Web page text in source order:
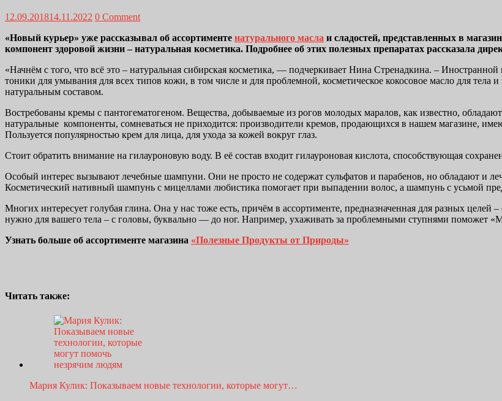
12.09.201814.11.2022 0 Comment
«Новый курьер» уже рассказывал об ассортименте натурального масла и сладостей, представленных в
компонент здоровой жизни – натуральная косметика. Подробнее об этих полезных препаратах рассказала
«Начнём с того, что всё это – натуральная сибирская косметика, — подчеркивает Нина Стренадкина. –
тоники для умывания для всех типов кожи, в том числе и для проблемной, косметическое кокосовое масло для
натуральным составом.
Востребованы кремы с пантогематогеном. Вещества, добываемые из рогов молодых маралов, как известно,
натуральные компоненты, сомневаться не приходится: производители кремов, продающихся в нашем магазине,
Пользуется популярностью крем для лица, для ухода за кожей вокруг глаз.
Стоит обратить внимание на гилауроновую воду. В её состав входит гилауроновая кислота, способствующая
Особый интерес вызывают лечебные шампуни. Они не просто не содержат сульфатов и парабенов, но обладают и
Косметический нативный шампунь с мицеллами любистика помогает при выпадении волос, а шампунь с усьмой
Многих интересует голубая глина. Она у нас тоже есть, причём в ассортименте, предназначенная для разных
нужно для вашего тела – с головы, буквально — до ног. Например, ухаживать за проблемными ступнями поможет
Узнать больше об ассортименте магазина «Полезные Продукты от Природы»
Читать также:
Мария Кулик: Показываем новые технологии, которые могут…